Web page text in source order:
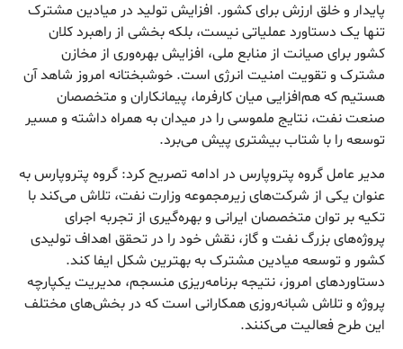
پایدار و خلق ارزش برای کشور. افزایش تولید در میادین مشترک
تنها یک دستاورد عملیاتی نیست، بلکه بخشی از راهبرد کلان
کشور برای صیانت از منابع ملی، افزایش بهره‌وری از مخازن
مشترک و تقویت امنیت انرژی است. خوشبختانه امروز شاهد آن
هستیم که هم‌افزایی میان کارفرما، پیمانکاران و متخصصان
صنعت نفت، نتایج ملموسی را در میدان به همراه داشته و مسیر
توسعه را با شتاب بیشتری پیش می‌برد.
مدیر عامل گروه پتروپارس در ادامه تصریح کرد: گروه پتروپارس به
عنوان یکی از شرکت‌های زیرمجموعه وزارت نفت، تلاش می‌کند با
تکیه بر توان متخصصان ایرانی و بهره‌گیری از تجربه اجرای
پروژه‌های بزرگ نفت و گاز، نقش خود را در تحقق اهداف تولیدی
کشور و توسعه میادین مشترک به بهترین شکل ایفا کند.
دستاوردهای امروز، نتیجه برنامه‌ریزی منسجم، مدیریت یکپارچه
پروژه و تلاش شبانه‌روزی همکارانی است که در بخش‌های مختلف
این طرح فعالیت می‌کنند.